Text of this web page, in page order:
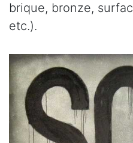
brique, bronze,
etc.).